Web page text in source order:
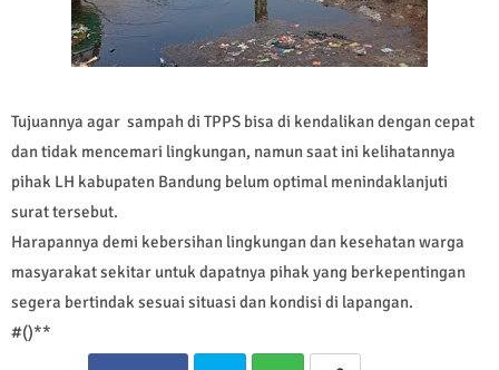
Tujuannya agar sampah di TPPS bisa di kendalikan dengan cepat
dan tidak mencemari lingkungan, namun saat ini kelihatannya
pihak LH kabupaten Bandung belum optimal menindaklanjuti
surat tersebut.
Harapannya demi kebersihan lingkungan dan kesehatan warga
masyarakat sekitar untuk dapatnya pihak yang berkepentingan
segera bertindak sesuai situasi dan kondisi di lapangan.
#()**